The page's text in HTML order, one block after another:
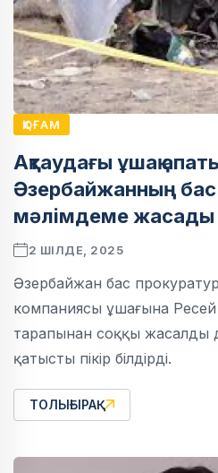
ҚОҒАМ
Ақтаудағы ұшақ
Әзербайжанның
мәлімдеме жасады
2 ШІЛДЕ, 2025
Әзербайжан бас
компаниясы ұшағына Ресей
тарапынан соққы жасалды
қатысты пікір білдірді.
ТОЛЫҒЫРАҚ